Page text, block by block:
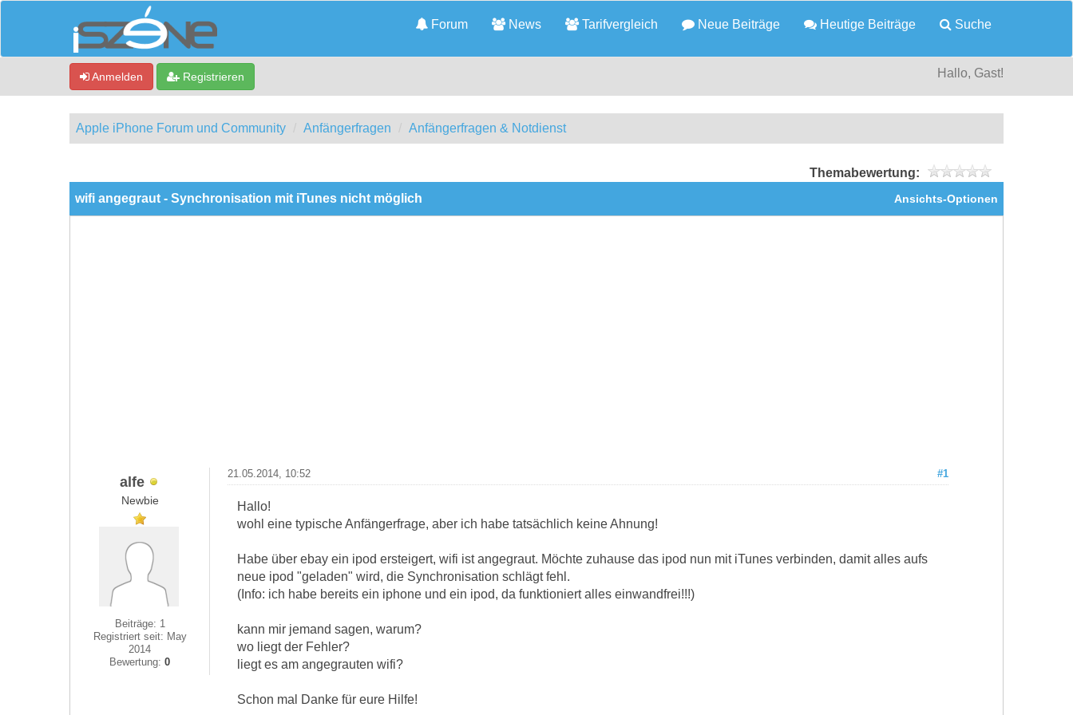
Forum News Tarifvergleich Neue Beiträge Heutige Beiträge Suche
Anmelden Registrieren Hallo, Gast!
Apple iPhone Forum und Community Anfängerfragen Anfängerfragen & Notdienst
Themabewertung:
Ansichts-Optionen
wifi angegraut - Synchronisation mit iTunes nicht möglich
alfe
Newbie
Beiträge: 1
Registriert seit: May
2014
Bewertung:0
#1
21.05.2014, 10:52
Hallo!
wohl eine typische Anfängerfrage, aber ich habe tatsächlich keine Ahnung!
Habe über ebay ein ipod ersteigert, wifi ist angegraut. Möchte zuhause das ipod nun mit iTunes verbinden, damit alles aufs
neue ipod "geladen" wird, die Synchronisation schlägt fehl.
(Info: ich habe bereits ein iphone und ein ipod, da funktioniert alles einwandfrei!!!)
kann mir jemand sagen, warum?
wo liegt der Fehler?
liegt es am angegrauten wifi?
Schon mal Danke für eure Hilfe!